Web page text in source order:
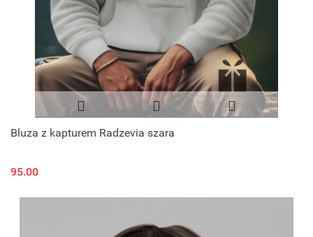
Bluza z kapturem Radzevia szara
95.00